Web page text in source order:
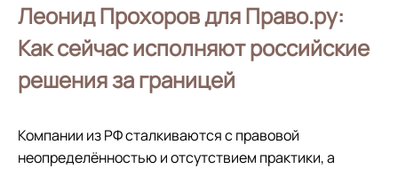
Контакты
EN
Леонид Прохоров для Право.ру:
Как сейчас исполняют российские
решения за границей
Компании из РФ сталкиваются с правовой
неопределённостью и отсутствием практики, а